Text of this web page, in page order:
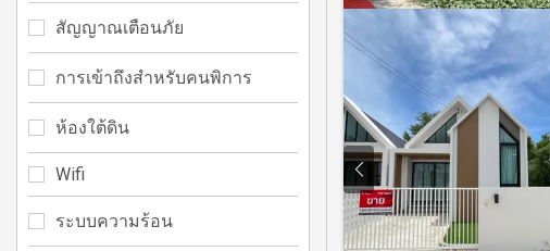
สัญญาณเตือนภัย
การเข้าถึงสำหรับคนพิการ
ห้องใต้ดิน
Wifi
ระบบความร้อน